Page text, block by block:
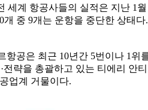
계 항공사들의 실적은 지난 1
중 9개는 운항을 중단한 상태
공은 최근 10년간 5번이나 1위
략을 총괄하고 있는 티에리 안
업계 거물이다.